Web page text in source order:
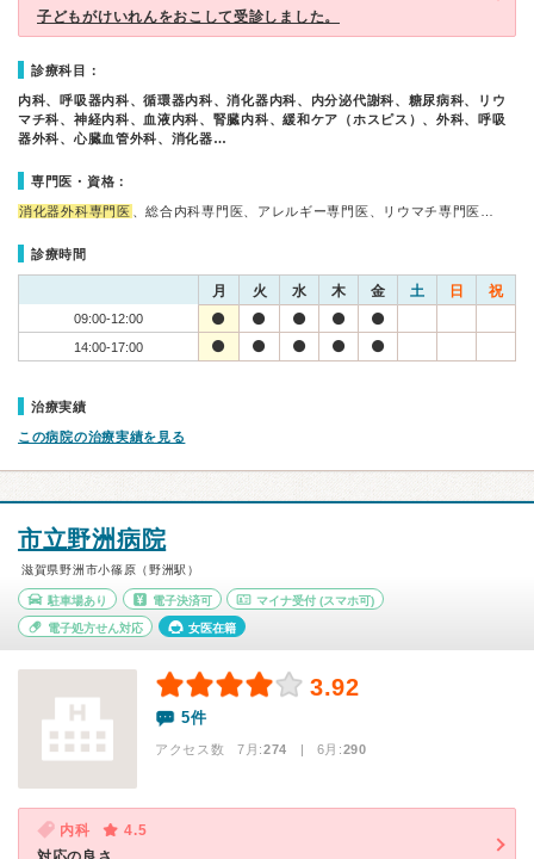
子どもがけいれんをおこして受診しました。
診療科目：
内科、呼吸器内科、循環器内科、消化器内科、内分泌代謝科、糖尿病科、リウ
マチ科、神経内科、血液内科、腎臓内科、緩和ケア（ホスピス）、外科、呼吸
器外科、心臓血管外科、消化器…
専門医・資格：
消化器外科専門医 、総合内科専門医、アレルギー専門医、リウマチ専門医…
診療時間
月 火 水 木 金 土 日 祝
09:00-12:00
14:00-17:00
治療実績
この病院の治療実績を見る
市立野洲病院
滋賀県野洲市小篠原（野洲駅）
駐車場あり 電子決済可 マイナ受付 (スマホ可)
電子処方せん対応 女医在籍
3.92
5件
アクセス数 7月:274 | 6月:290
内科
4.5